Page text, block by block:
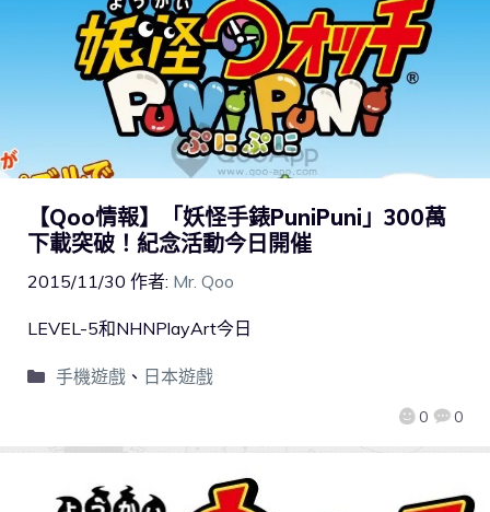
【Qoo情報】「妖怪手錶PuniPuni」300萬
下載突破！紀念活動今日開催
2015/11/30 作者: Mr. Qoo
0 0
LEVEL-5和NHNPlayArt今日
手機遊戲、 日本遊戲